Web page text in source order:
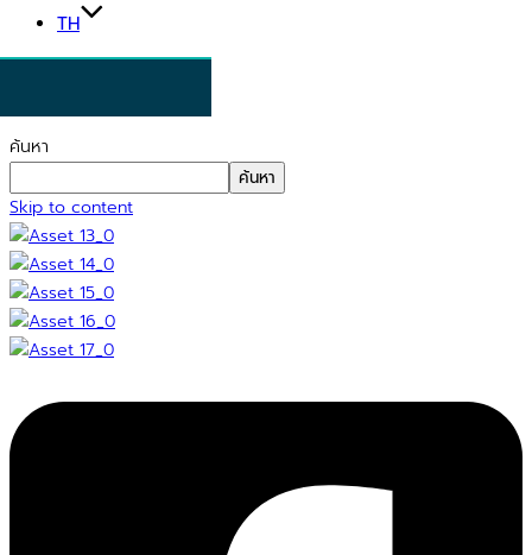
TH
ค้นหา
ค้นหา
Skip to content